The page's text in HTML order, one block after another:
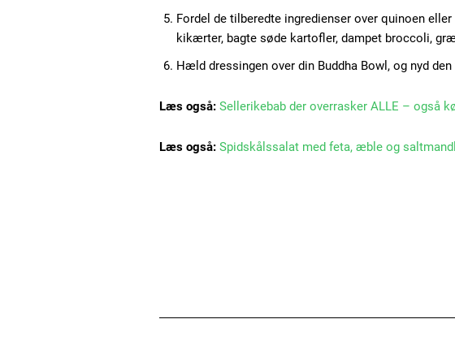
Fordel de tilberedte ingredienser over quinoen
kikærter, bagte søde kartofler, dampet broccoli,
Hæld dressingen over din Buddha Bowl, og nyd
Læs også: Sellerikebab der overrasker ALLE – også
Læs også: Spidskålssalat med feta, æble og